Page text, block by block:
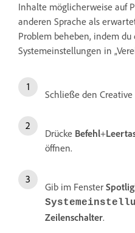
Inhalte möglicherweise auf
anderen Sprache als
Problem beheben, indem
Systemeinstellungen in
Schließe den
Drücke Befehl+
öffnen.
Gib im Fenster
Zeilenschalter.